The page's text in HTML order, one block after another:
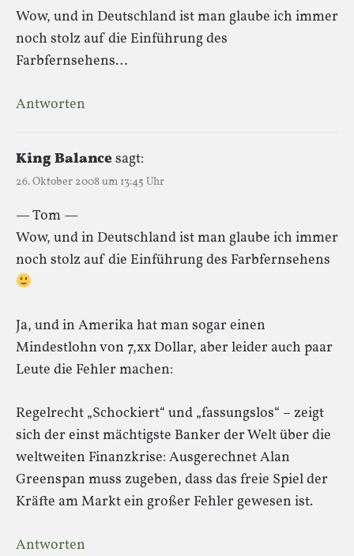
Wow, und in Deutschland ist man glaube ich immer
noch stolz auf die Einführung des
Farbfernsehens…
Antworten
King Balancesagt:
26. Oktober 2008 um 13:45 Uhr
— Tom —
Wow, und in Deutschland ist man glaube ich immer
noch stolz auf die Einführung des Farbfernsehens
Ja, und in Amerika hat man sogar einen
Mindestlohn von 7,xx Dollar, aber leider auch paar
Leute die Fehler machen:
Regelrecht „Schockiert“ und „fassungslos“ – zeigt
sich der einst mächtigste Banker der Welt über die
weltweiten Finanzkrise: Ausgerechnet Alan
Greenspan muss zugeben, dass das freie Spiel der
Kräfte am Markt ein großer Fehler gewesen ist.
Antworten